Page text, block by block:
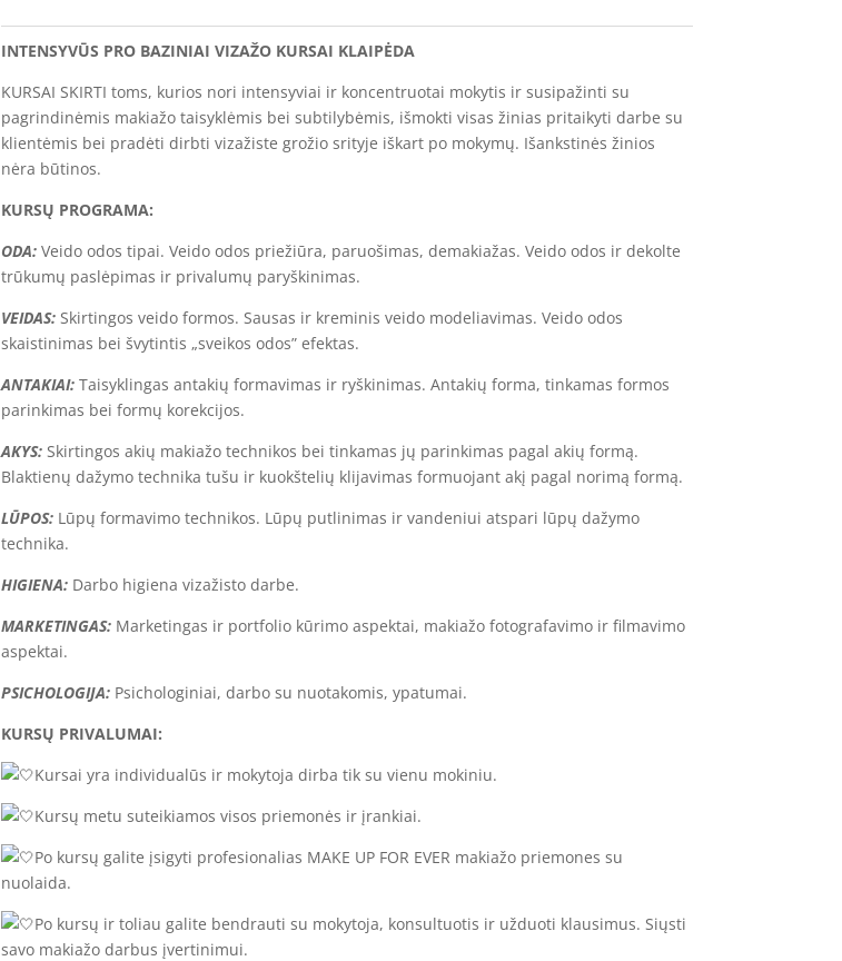
VIZAŽO
KURSAI
INTENSYVŪS PRO BAZINIAI VIZAŽO KURSAI KLAIPĖDA
KURSAI SKIRTI toms, kurios nori intensyviai ir koncentruotai mokytis ir susipažinti su
pagrindinėmis makiažo taisyklėmis bei subtilybėmis, išmokti visas žinias pritaikyti darbe su
klientėmis bei pradėti dirbti vizažiste grožio srityje iškart po mokymų. Išankstinės žinios
nėra būtinos.
KURSŲ PROGRAMA:
ODA: Veido odos tipai. Veido odos priežiūra, paruošimas, demakiažas. Veido odos ir dekolte
trūkumų paslėpimas ir privalumų paryškinimas.
VEIDAS: Skirtingos veido formos. Sausas ir kreminis veido modeliavimas. Veido odos
skaistinimas bei švytintis „sveikos odos” efektas.
ANTAKIAI: Taisyklingas antakių formavimas ir ryškinimas. Antakių forma, tinkamas formos
parinkimas bei formų korekcijos.
AKYS: Skirtingos akių makiažo technikos bei tinkamas jų parinkimas pagal akių formą.
Blaktienų dažymo technika tušu ir kuokštelių klijavimas formuojant akį pagal norimą formą.
LŪPOS: Lūpų formavimo technikos. Lūpų putlinimas ir vandeniui atspari lūpų dažymo
technika.
HIGIENA: Darbo higiena vizažisto darbe.
MARKETINGAS: Marketingas ir portfolio kūrimo aspektai, makiažo fotografavimo ir filmavimo
aspektai.
PSICHOLOGIJA: Psichologiniai, darbo su nuotakomis, ypatumai.
KURSŲ PRIVALUMAI:
Kursai yra individualūs ir mokytoja dirba tik su vienu mokiniu.
Kursų metu suteikiamos visos priemonės ir įrankiai.
Po kursų galite įsigyti profesionalias MAKE UP FOR EVER makiažo priemones su
nuolaida.
Po kursų ir toliau galite bendrauti su mokytoja, konsultuotis ir užduoti klausimus. Siųsti
savo makiažo darbus įvertinimui.